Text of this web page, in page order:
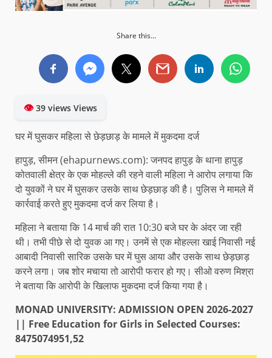
Share this...
👁39 views Views
घर में घुसकर महिला से छेड़छाड़ के मामले में मुकदमा दर्ज
हापुड़, सीमन (ehapurnews.com): जनपद हापुड़ के थाना हापुड़
कोतवाली क्षेत्र के एक मोहल्ले की रहने वाली महिला ने आरोप लगाया कि
दो युवकों ने घर में घुसकर उसके साथ छेड़छाड़ की है। पुलिस ने मामले में
कार्रवाई करते हुए मुकदमा दर्ज कर लिया है।
महिला ने बताया कि 14 मार्च की रात 10:30 बजे घर के अंदर जा रही
थी। तभी पीछे से दो युवक आ गए। उनमें से एक मोहल्ला खाई निवासी नई
आबादी निवासी सारिक उसके घर में घुस आया और उसके साथ छेड़छाड़
करने लगा। जब शोर मचाया तो आरोपी फरार हो गए। सीओ वरुण मिश्रा
ने बताया कि आरोपी के खिलाफ मुकदमा दर्ज किया गया है।
MONAD UNIVERSITY: ADMISSION OPEN 2026-2027
|| Free Education for Girls in Selected Courses:
8475074951,52